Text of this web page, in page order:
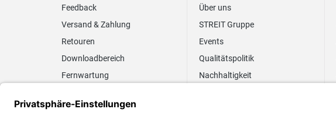
Feedback
Versand & Zahlung
Retouren
Downloadbereich
Fernwartung
Elektronischer
Über uns
STREIT Gruppe
Events
Qualitätspolitik
Nachhaltigkeit